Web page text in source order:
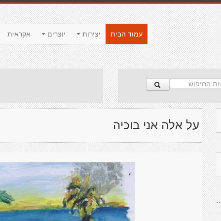
אקראית יוצרים יצירות עמוד הבית
על אלה אני בוכיה